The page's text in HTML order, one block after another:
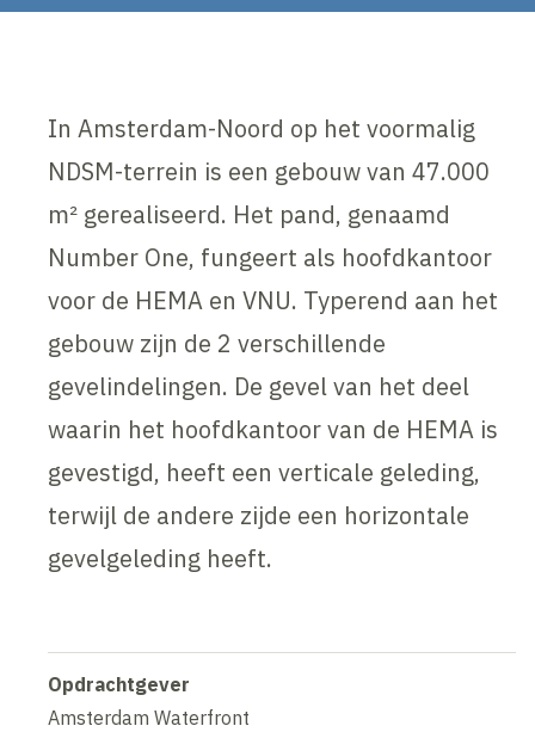
In Amsterdam-Noord op het voormalig
NDSM-terrein is een gebouw van 47.000
m² gerealiseerd. Het pand, genaamd
Number One, fungeert als hoofdkantoor
voor de HEMA en VNU. Typerend aan het
gebouw zijn de 2 verschillende
gevelindelingen. De gevel van het deel
waarin het hoofdkantoor van de HEMA is
gevestigd, heeft een verticale geleding,
terwijl de andere zijde een horizontale
gevelgeleding heeft.
Opdrachtgever
Amsterdam Waterfront